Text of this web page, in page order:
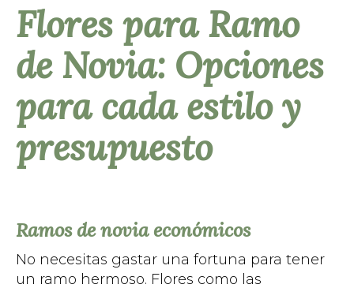
Flores para Ramo
de Novia: Opciones
para cada estilo y
presupuesto
Ramos de novia económicos
No necesitas gastar una fortuna para tener
un ramo hermoso. Flores como las